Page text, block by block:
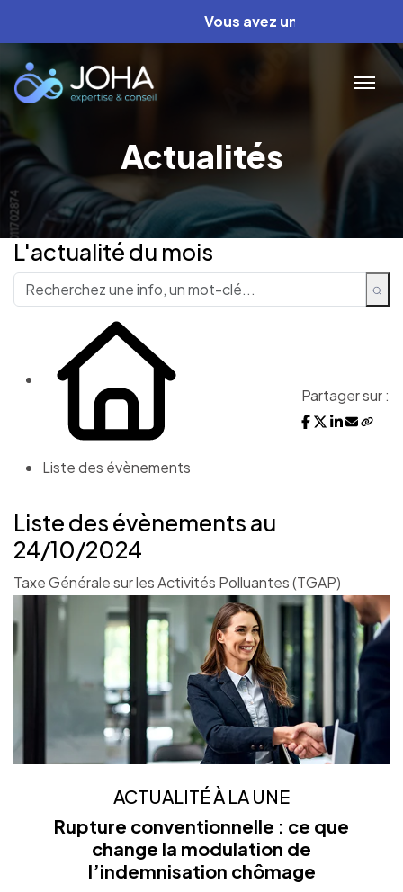
Vous avez un projet ? Nous
Actualités
L'actualité du mois
Liste des évènements
Partager sur :
Liste des évènements au
24/10/2024
Taxe Générale sur les Activités Polluantes (TGAP)
ACTUALITÉ À LA UNE
Rupture conventionnelle : ce que
change la modulation de
l’indemnisation chômage